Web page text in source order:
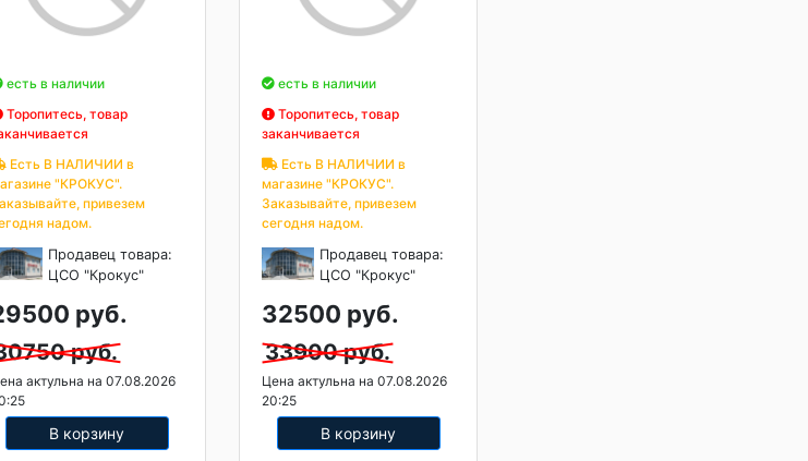
есть в наличии
Торопитесь, товар
Есть В НАЛИЧИИ в
"КРОКУС".
привезем
надом.
Продавец товара:
ЦСО "Крокус"
руб.
руб.
актульна на 07.08.2026
В корзину
есть в наличии
Торопитесь, товар
заканчивается
Есть В НАЛИЧИИ в
магазине "КРОКУС".
Заказывайте, привезем
сегодня надом.
Продавец товара:
ЦСО "Крокус"
32500 руб.
33900 руб.
Цена актульна на 07.08.2026
20:25
В корзину